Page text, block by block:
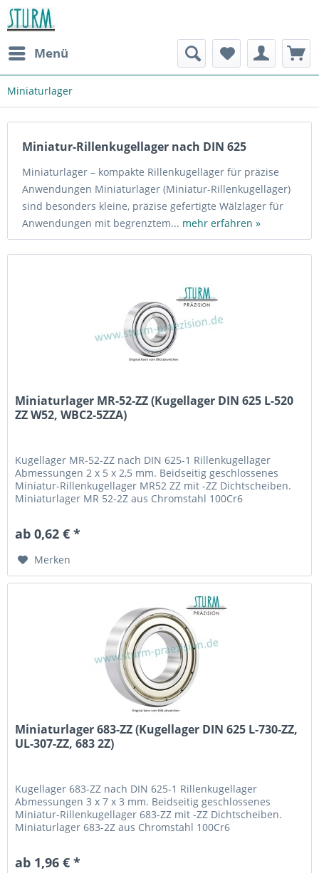
Menü
Miniaturlager
Miniatur-Rillenkugellager nach DIN 625
Miniaturlager – kompakte Rillenkugellager für präzise
Anwendungen Miniaturlager (Miniatur-Rillenkugellager)
sind besonders kleine, präzise gefertigte Wälzlager für
Anwendungen mit begrenztem... mehr erfahren »
Miniaturlager MR-52-ZZ (Kugellager DIN 625 L-520
ZZ W52, WBC2-5ZZA)
Kugellager MR-52-ZZ nach DIN 625-1 Rillenkugellager
Abmessungen 2 x 5 x 2,5 mm. Beidseitig geschlossenes
Miniatur-Rillenkugellager MR52 ZZ mit -ZZ Dichtscheiben.
Miniaturlager MR 52-2Z aus Chromstahl 100Cr6
W52, WBC2-5ZZA
ab 0,62 € *
Merken
Miniaturlager 683-ZZ (Kugellager DIN 625 L-730-ZZ,
UL-307-ZZ, 683 2Z)
Kugellager 683-ZZ nach DIN 625-1 Rillenkugellager
Abmessungen 3 x 7 x 3 mm. Beidseitig geschlossenes
Miniatur-Rillenkugellager 683-ZZ mit -ZZ Dichtscheiben.
Miniaturlager 683-2Z aus Chromstahl 100Cr6
UL-307-ZZ, 683 2Z
ab 1,96 € *